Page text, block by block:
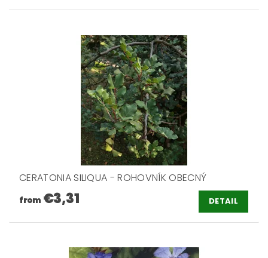
CERATONIA SILIQUA - ROHOVNÍK OBECNÝ
from €3,31 DETAIL